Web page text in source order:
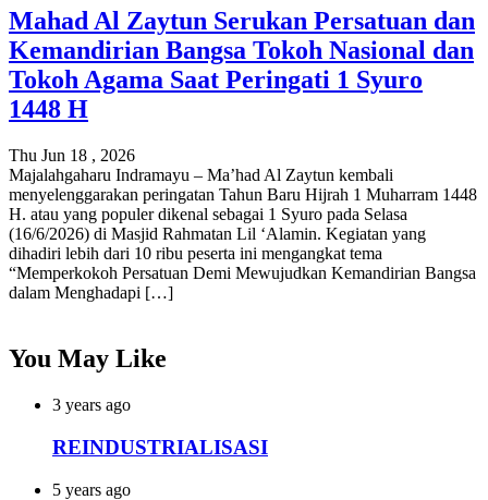
Mahad Al Zaytun Serukan Persatuan dan
Kemandirian Bangsa Tokoh Nasional dan
Tokoh Agama Saat Peringati 1 Syuro
1448 H
Thu Jun 18 , 2026
Majalahgaharu Indramayu – Ma’had Al Zaytun kembali
menyelenggarakan peringatan Tahun Baru Hijrah 1 Muharram 1448
H. atau yang populer dikenal sebagai 1 Syuro pada Selasa
(16/6/2026) di Masjid Rahmatan Lil ‘Alamin. Kegiatan yang
dihadiri lebih dari 10 ribu peserta ini mengangkat tema
“Memperkokoh Persatuan Demi Mewujudkan Kemandirian Bangsa
dalam Menghadapi […]
You May Like
3 years ago
REINDUSTRIALISASI
5 years ago